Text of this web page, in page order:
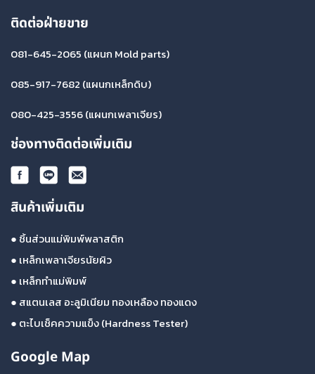
ติดต่อฝ่ายขาย
081-645-2065 (แผนก Mold parts)
085-917-7682 (แผนกเหล็กดิบ)
080-425-3556(แผนกเพลาเจียร)
ช่องทางติดต่อเพิ่มเติม
สินค้าเพิ่มเติม
● ชิ้นส่วนแม่พิมพ์พลาสติก
● เหล็กเพลาเจียรนัยผิว
● เหล็กทำแม่พิมพ์
● สแตนเลส อะลูมิเนียม ทองเหลือง ทองแดง
● ตะไบเช็คความแข็ง (Hardness Tester)
Google Map